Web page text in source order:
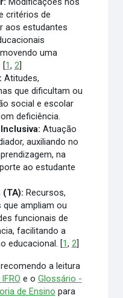
critérios de
aos estudantes
uma
[1, 2]
Atitudes,
que dificultam ou
social e escolar
deficiência.
Atuação
auxiliando no
na
ao estudante
Recursos,
ampliam ou
funcionais de
facilitando a
educacional. [1, 2]
a leitura
e o Glossário -
de Ensino para